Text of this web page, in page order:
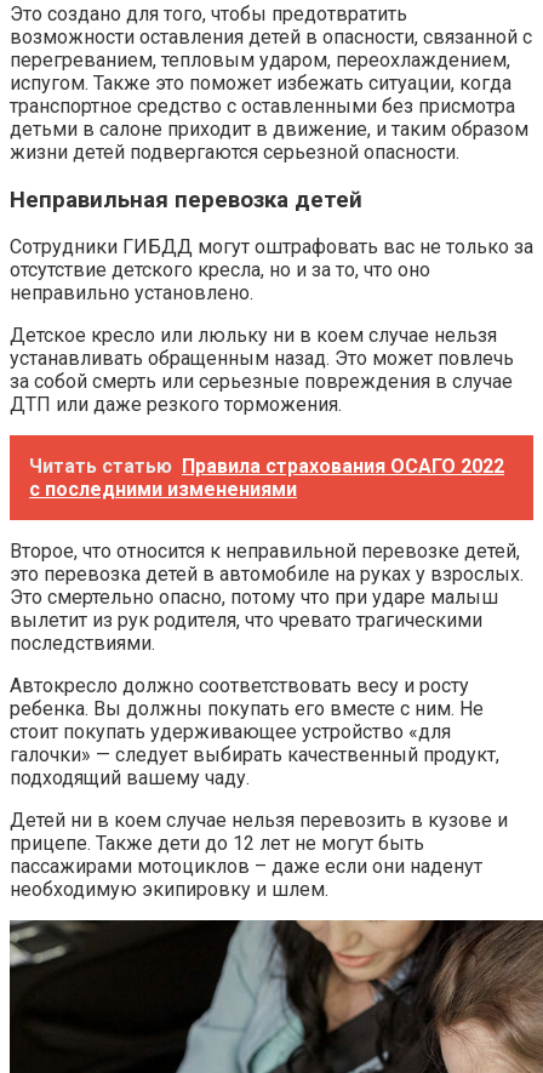
Это создано для того, чтобы предотвратить
возможности оставления детей в опасности, связанной с
перегреванием, тепловым ударом, переохлаждением,
испугом. Также это поможет избежать ситуации, когда
транспортное средство с оставленными без присмотра
детьми в салоне приходит в движение, и таким образом
жизни детей подвергаются серьезной опасности.
Неправильная перевозка детей
Сотрудники ГИБДД могут оштрафовать вас не только за
отсутствие детского кресла, но и за то, что оно
неправильно установлено.
Детское кресло или люльку ни в коем случае нельзя
устанавливать обращенным назад. Это может повлечь
за собой смерть или серьезные повреждения в случае
ДТП или даже резкого торможения.
Читать статью Правила страхования ОСАГО 2022
с последними изменениями
Второе, что относится к неправильной перевозке детей,
это перевозка детей в автомобиле на руках у взрослых.
Это смертельно опасно, потому что при ударе малыш
вылетит из рук родителя, что чревато трагическими
последствиями.
Автокресло должно соответствовать весу и росту
ребенка. Вы должны покупать его вместе с ним. Не
стоит покупать удерживающее устройство «для
галочки» — следует выбирать качественный продукт,
подходящий вашему чаду.
Детей ни в коем случае нельзя перевозить в кузове и
прицепе. Также дети до 12 лет не могут быть
пассажирами мотоциклов – даже если они наденут
необходимую экипировку и шлем.